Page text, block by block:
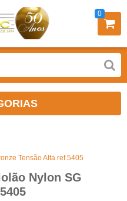
0
Tensão Alta ref.5405
Nylon SG